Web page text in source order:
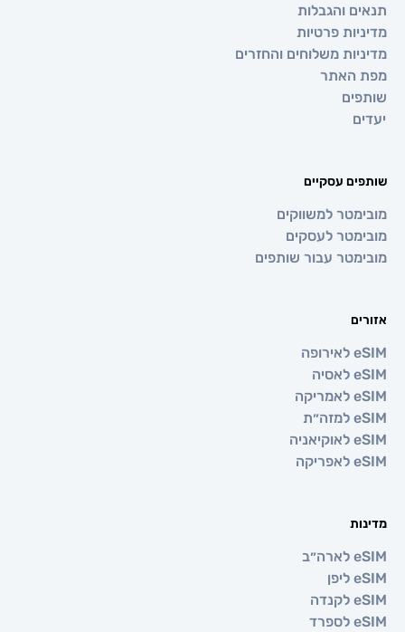
והגבלות
פרטיות
משלוחים והחזרים
עסקיים
למשווקים
לעסקים
עבור שותפים